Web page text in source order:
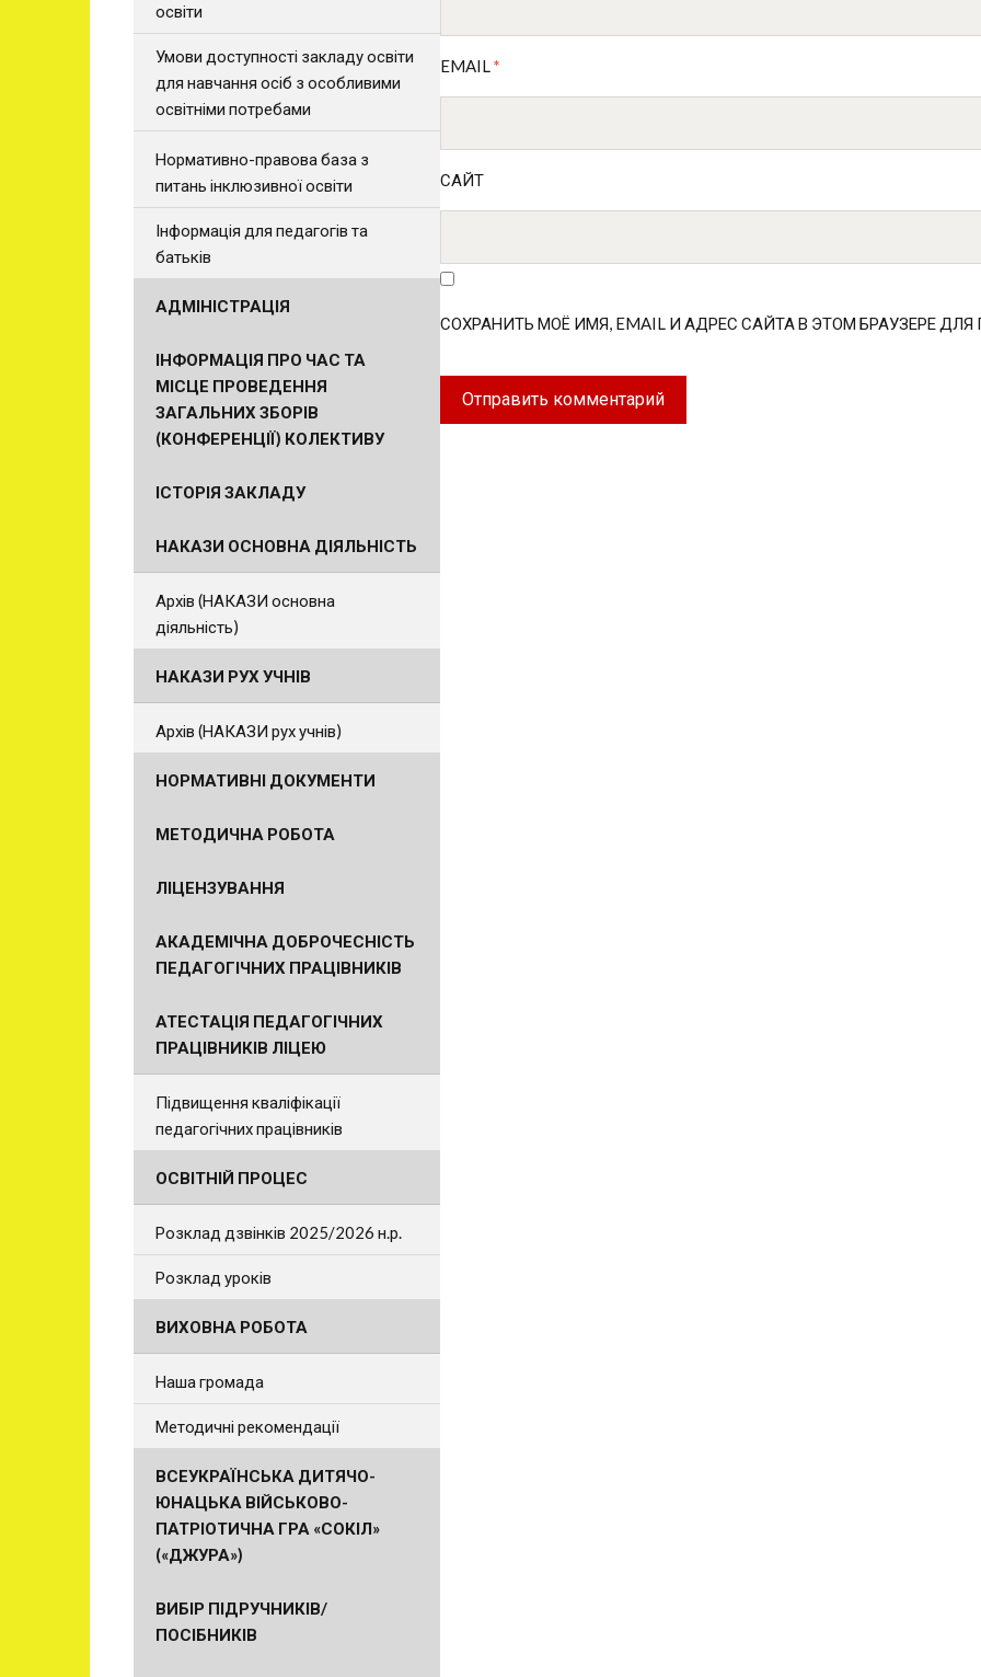
EMAIL*
САЙТ
СОХРАНИТЬ МОЁ ИМЯ, EMAIL И АДРЕС САЙТА В ЭТОМ БРАУЗЕРЕ
освіти
Умови доступності закладу освіти
для навчання осіб з особливими
освітніми потребами
Нормативно-правова база з
питань інклюзивної освіти
Інформація для педагогів та
батьків
АДМІНІСТРАЦІЯ
ІНФОРМАЦІЯ ПРО ЧАС ТА
МІСЦЕ ПРОВЕДЕННЯ
ЗАГАЛЬНИХ ЗБОРІВ
(КОНФЕРЕНЦІЇ) КОЛЕКТИВУ
ІСТОРІЯ ЗАКЛАДУ
НАКАЗИ ОСНОВНА ДІЯЛЬНІСТЬ
Архів (НАКАЗИ основна
діяльність)
НАКАЗИ РУХ УЧНІВ
Архів (НАКАЗИ рух учнів)
НОРМАТИВНІ ДОКУМЕНТИ
МЕТОДИЧНА РОБОТА
ЛІЦЕНЗУВАННЯ
АКАДЕМІЧНА ДОБРОЧЕСНІСТЬ
ПЕДАГОГІЧНИХ ПРАЦІВНИКІВ
АТЕСТАЦІЯ ПЕДАГОГІЧНИХ
ПРАЦІВНИКІВ ЛІЦЕЮ
Підвищення кваліфікації
педагогічних працівників
ОСВІТНІЙ ПРОЦЕС
Розклад дзвінків 2025/2026 н.р.
Розклад уроків
ВИХОВНА РОБОТА
Наша громада
Методичні рекомендації
ВСЕУКРАЇНСЬКА ДИТЯЧО-
ЮНАЦЬКА ВІЙСЬКОВО-
ПАТРІОТИЧНА ГРА «СОКІЛ»
(«ДЖУРА»)
ВИБІР ПІДРУЧНИКІВ/
ПОСІБНИКІВ